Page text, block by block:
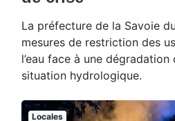
La préfecture de la Savoie
mesures de restriction des
l’eau face à une dégradation
situation hydrologique.
Locales